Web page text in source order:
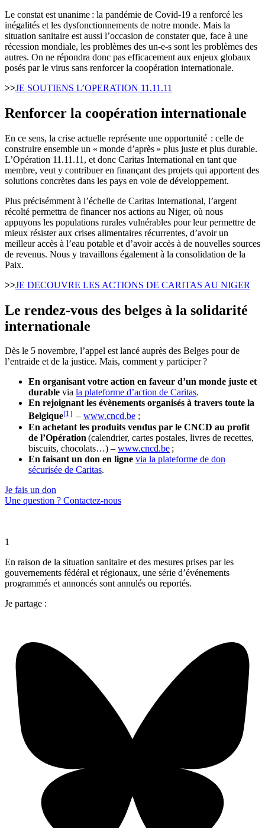
Le constat est unanime : la pandémie de Covid-19 a renforcé les
inégalités et les dysfonctionnements de notre monde. Mais la
situation sanitaire est aussi l’occasion de constater que, face à une
récession mondiale, les problèmes des un-e-s sont les problèmes des
autres. On ne répondra donc pas efficacement aux enjeux globaux
posés par le virus sans renforcer la coopération internationale.
>>JE SOUTIENS L’OPERATION 11.11.11
Renforcer la coopération internationale
En ce sens, la crise actuelle représente une opportunité : celle de
construire ensemble un « monde d’après » plus juste et plus durable.
L’Opération 11.11.11, et donc Caritas International en tant que
membre, veut y contribuer en finançant des projets qui apportent des
solutions concrètes dans les pays en voie de développement.
Plus précisémment à l’échelle de Caritas International, l’argent
récolté permettra de financer nos actions au Niger, où nous
appuyons les populations rurales vulnérables pour leur permettre de
mieux résister aux crises alimentaires récurrentes, d’avoir un
meilleur accès à l’eau potable et d’avoir accès à de nouvelles sources
de revenus. Nous y travaillons également à la consolidation de la
Paix.
>>JE DECOUVRE LES ACTIONS DE CARITAS AU NIGER
Le rendez-vous des belges à la solidarité
internationale
Dès le 5 novembre, l’appel est lancé auprès des Belges pour de
l’entraide et de la justice. Mais, comment y participer ?
En organisant votre action en faveur d’un monde juste et
durable via la plateforme d’action de Caritas.
En rejoignant les évènements organisés à travers toute la
Belgique[1] – www.cncd.be ;
En achetant les produits vendus par le CNCD au profit
de l’Opération (calendrier, cartes postales, livres de recettes,
biscuits, chocolats…) – www.cncd.be ;
En faisant un don en ligne via la plateforme de don
sécurisée de Caritas.
Je fais un don
Une question ? Contactez-nous
1
En raison de la situation sanitaire et des mesures prises par les
gouvernements fédéral et régionaux, une série d’événements
programmés et annoncés sont annulés ou reportés.
Je partage :